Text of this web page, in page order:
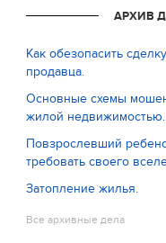
АРХИВ
Как обезопасить
продавца.
Основные схемы
жилой недвижимостью.
Повзрослевший
требовать своего
Затопление жилья.
Все архивные дела